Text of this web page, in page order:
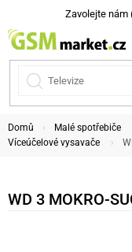
Zavolejte nám
Domů Malé spotřebiče
Víceúčelové vysavače
WD 3 MOKRO-